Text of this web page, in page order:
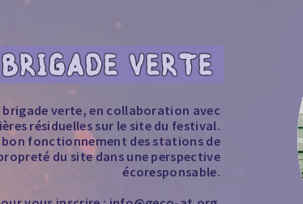
brigade verte, en collaboration avec
résiduelles sur le site du festival.
bon fonctionnement des stations de
du site dans une perspective
écoresponsable.
VERTE